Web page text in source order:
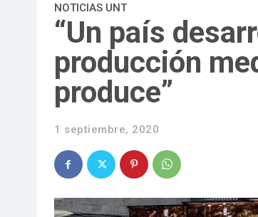
NOTICIAS UNT
“Un país
producción
produce”
1 septiembre, 2020